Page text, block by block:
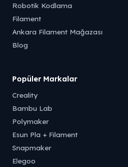
Robotik Kodlama
Filament
Ankara Filament Mağazası
Blog
Popüler Markalar
Creality
Bambu Lab
Polymaker
Esun Pla + Filament
Snapmaker
Elegoo